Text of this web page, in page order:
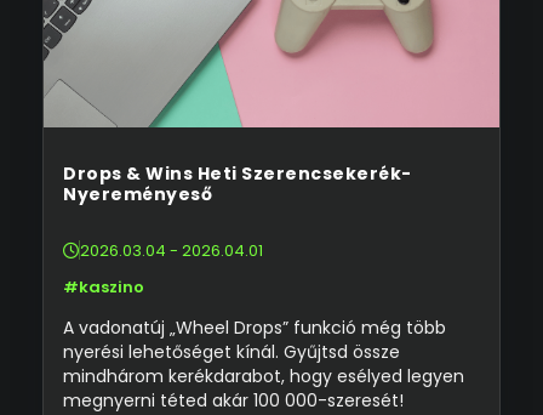
Drops & Wins Heti Szerencsekerék-
Nyereményeső
2026.03.04 - 2026.04.01
#kaszino
A vadonatúj „Wheel Drops” funkció még több
nyerési lehetőséget kínál. Gyűjtsd össze
mindhárom kerékdarabot, hogy esélyed legyen
megnyerni téted akár 100 000-szeresét!